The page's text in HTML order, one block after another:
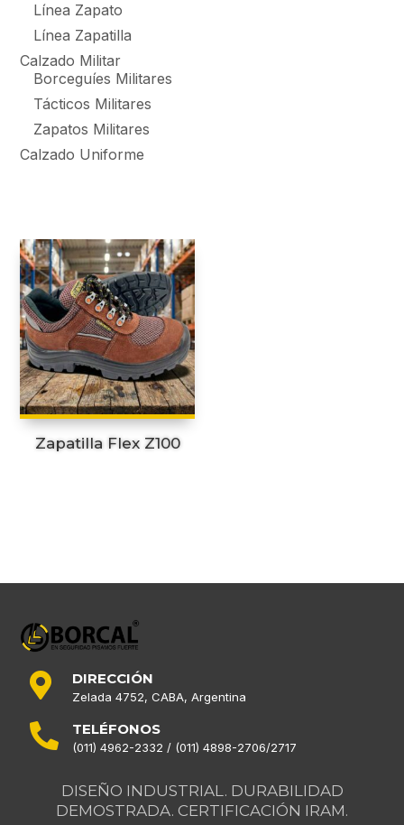
Línea Zapato
Línea Zapatilla
Calzado Militar
Borceguíes Militares
Tácticos Militares
Zapatos Militares
Calzado Uniforme
Zapatilla Flex Z100
 DIRECCIÓN
Zelada 4752, CABA, Argentina
 TELÉFONOS
(011) 4962-2332 / (011) 4898-2706/2717
DISEÑO INDUSTRIAL. DURABILIDAD
DEMOSTRADA. CERTIFICACIÓN IRAM.